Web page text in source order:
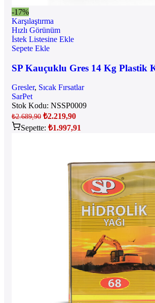
-17%
Karşılaştırma
Hızlı Görünüm
İstek Listesine Ekle
Sepete Ekle
SP Kauçuklu Gres 14 Kg Plastik
Gresler, Sıcak Fırsatlar
SarPet
Stok Kodu: NSSP0009
₺2.689,90 ₺2.219,90
Sepette: ₺1.997,91